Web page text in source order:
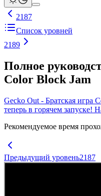
2187
Список уровней
2189
Полное
Color Block Jam
Gecko Out - Братская игра
теперь в горячем запуске!
Рекомендуемое время
Предыдущий уровень2187